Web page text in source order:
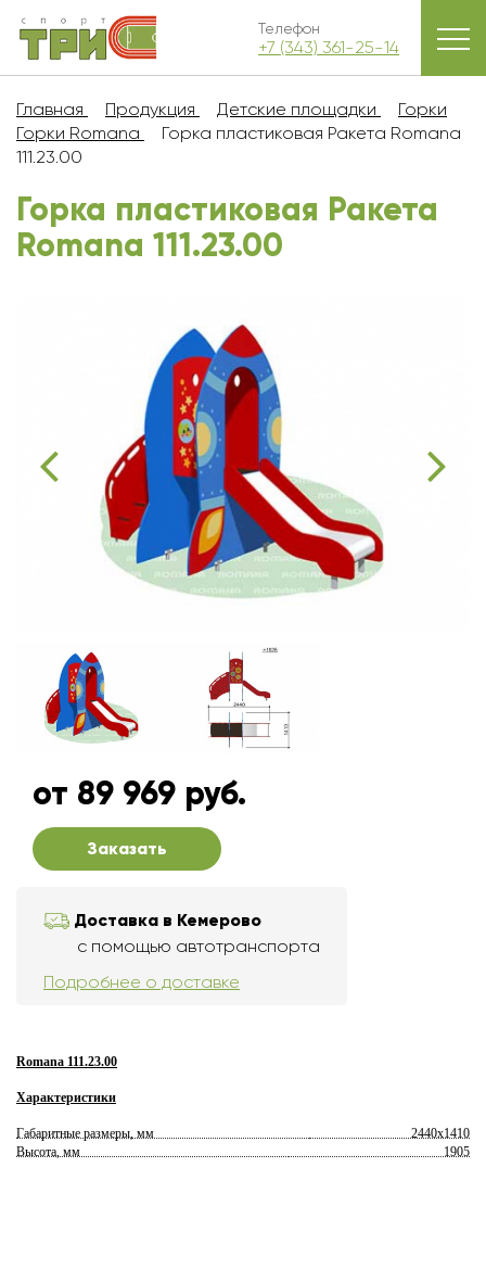
Телефон
+7 (343) 361-25-14
Главная Продукция Детские площадки
Горки
Горки Romana
Горка пластиковая Ракета Romana
111.23.00
Горка пластиковая Ракета
Romana 111.23.00
от 89 969 руб.
Заказать
Доставка в Кемерово
с помощью автотранспорта
Подробнее о доставке
Romana 111.23.00
Характеристики
Габаритные размеры, мм
2440х1410
Высота, мм
1905